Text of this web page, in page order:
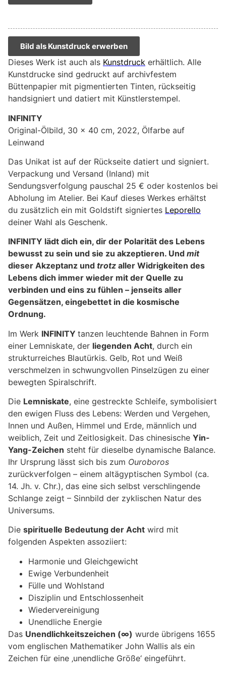
Bild als Kunstdruck erwerben
Dieses Werk ist auch als Kunstdruck erhältlich. Alle
Kunstdrucke sind gedruckt auf archivfestem
Büttenpapier mit pigmentierten Tinten, rückseitig
handsigniert und datiert mit Künstlerstempel.
INFINITY
Original-Ölbild, 30 x 40 cm, 2022, Ölfarbe auf
Leinwand
Das Unikat ist auf der Rückseite datiert und signiert.
Verpackung und Versand (Inland) mit
Sendungsverfolgung pauschal 25 € oder kostenlos bei
Abholung im Atelier. Bei Kauf dieses Werkes erhältst
du zusätzlich ein mit Goldstift signiertes Leporello
deiner Wahl als Geschenk.
INFINITY lädt dich ein, dir der Polarität des Lebens
bewusst zu sein und sie zu akzeptieren. Und mit
dieser Akzeptanz und trotz aller Widrigkeiten des
Lebens dich immer wieder mit der Quelle zu
verbinden und eins zu fühlen – jenseits aller
Gegensätzen, eingebettet in die kosmische
Ordnung.
Im Werk INFINITY tanzen leuchtende Bahnen in Form
einer Lemniskate, der liegenden Acht, durch ein
strukturreiches Blautürkis. Gelb, Rot und Weiß
verschmelzen in schwungvollen Pinselzügen zu einer
bewegten Spiralschrift.
Die Lemniskate, eine gestreckte Schleife, symbolisiert
den ewigen Fluss des Lebens: Werden und Vergehen,
Innen und Außen, Himmel und Erde, männlich und
weiblich, Zeit und Zeitlosigkeit. Das chinesische Yin-
Yang-Zeichen steht für dieselbe dynamische Balance.
Ihr Ursprung lässt sich bis zum Ouroboros
zurückverfolgen – einem altägyptischen Symbol (ca.
14. Jh. v. Chr.), das eine sich selbst verschlingende
Schlange zeigt – Sinnbild der zyklischen Natur des
Universums.
Die spirituelle Bedeutung der Acht wird mit
folgenden Aspekten assoziiert:
Harmonie und Gleichgewicht
Ewige Verbundenheit
Fülle und Wohlstand
Disziplin und Entschlossenheit
Wiedervereinigung
Unendliche Energie
Das Unendlichkeitszeichen (∞) wurde übrigens 1655
vom englischen Mathematiker John Wallis als ein
Zeichen für eine ‚unendliche Größe‘ eingeführt.